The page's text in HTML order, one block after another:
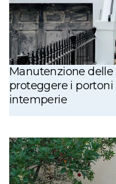
Manutenzione
proteggere i portoni
intemperie